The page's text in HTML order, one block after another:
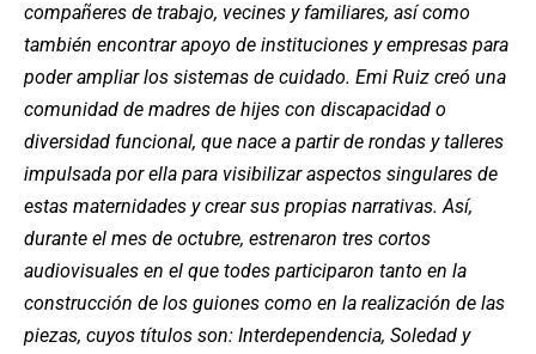
compañeres de trabajo, vecines y familiares, así como
también encontrar apoyo de instituciones y empresas para
poder ampliar los sistemas de cuidado. Emi Ruiz creó una
comunidad de madres de hijes con discapacidad o
diversidad funcional, que nace a partir de rondas y talleres
impulsada por ella para visibilizar aspectos singulares de
estas maternidades y crear sus propias narrativas. Así,
durante el mes de octubre, estrenaron tres cortos
audiovisuales en el que todes participaron tanto en la
construcción de los guiones como en la realización de las
piezas, cuyos títulos son: Interdependencia, Soledad y